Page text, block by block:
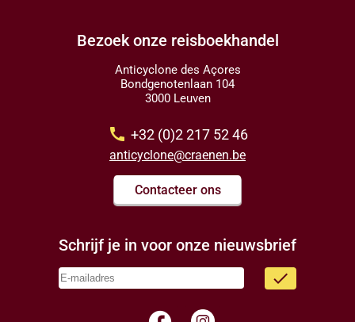
Bezoek onze reisboekhandel
Anticyclone des Açores
Bondgenotenlaan 104
3000 Leuven
call +32 (0)2 217 52 46
anticyclone@craenen.be
Contacteer ons
Schrijf je in voor onze nieuwsbrief
done